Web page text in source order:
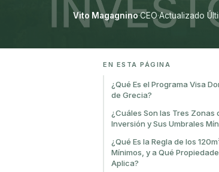
Vito Magagnino·CEO·Actualizado
EN ESTA PÁGINA
¿Qué Es el Programa Visa
de Grecia?
¿Cuáles Son las Tres Zonas
Inversión y Sus Umbrales
¿Qué Es la Regla de los
Mínimos, y a Qué
Aplica?